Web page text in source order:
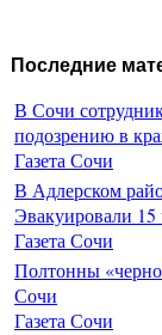
Последние
В Сочи
подозрению в
Газета Сочи
В Адлерском
Эвакуировали 15
Газета Сочи
Полтонны
Сочи
Газета Сочи